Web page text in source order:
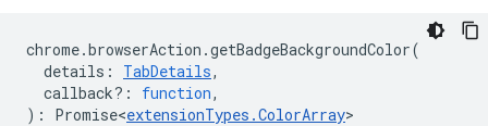
chrome.browserAction .getBadgeBackgroundColor(
details : TabDetails,
callback? : function,
) : Promise<extensionTypes .ColorArray>